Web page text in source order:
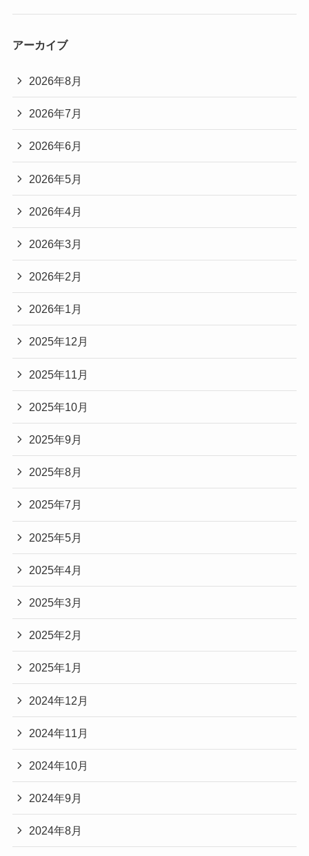
アーカイブ
2026年8月
2026年7月
2026年6月
2026年5月
2026年4月
2026年3月
2026年2月
2026年1月
2025年12月
2025年11月
2025年10月
2025年9月
2025年8月
2025年7月
2025年5月
2025年4月
2025年3月
2025年2月
2025年1月
2024年12月
2024年11月
2024年10月
2024年9月
2024年8月